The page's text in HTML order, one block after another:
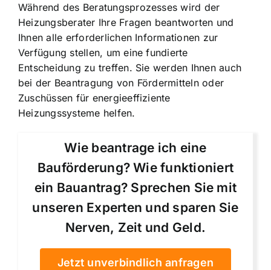
Während des Beratungsprozesses wird der
Heizungsberater Ihre Fragen beantworten und
Ihnen alle erforderlichen Informationen zur
Verfügung stellen, um eine fundierte
Entscheidung zu treffen. Sie werden Ihnen auch
bei der Beantragung von Fördermitteln oder
Zuschüssen für energieeffiziente
Heizungssysteme helfen.
Wie beantrage ich eine
Bauförderung? Wie funktioniert
ein Bauantrag? Sprechen Sie mit
unseren Experten und sparen Sie
Nerven, Zeit und Geld.
Jetzt unverbindlich anfragen